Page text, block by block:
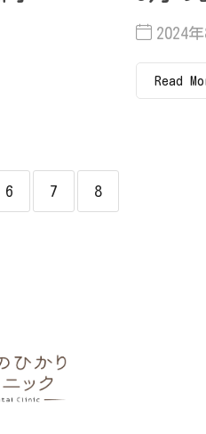
2024
Read
6 7 8